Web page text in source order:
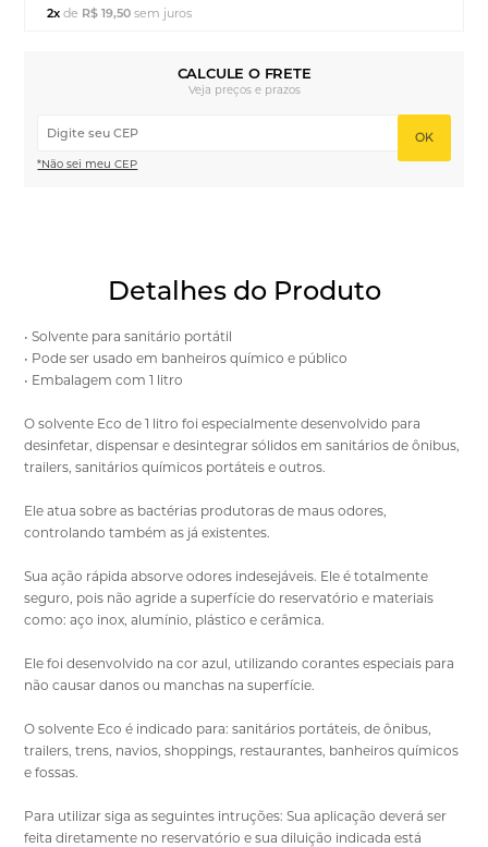
2xde R$ 19,50 sem juros
CALCULE O FRETE
Veja preços e prazos
OK
*Não sei meu CEP
Detalhes do Produto
• Solvente para sanitário portátil
• Pode ser usado em banheiros químico e público
• Embalagem com 1 litro
O solvente Eco de 1 litro foi especialmente desenvolvido para
desinfetar, dispensar e desintegrar sólidos em sanitários de ônibus,
trailers, sanitários químicos portáteis e outros.
Ele atua sobre as bactérias produtoras de maus odores,
controlando também as já existentes.
Sua ação rápida absorve odores indesejáveis. Ele é totalmente
seguro, pois não agride a superfície do reservatório e materiais
como: aço inox, alumínio, plástico e cerâmica.
Ele foi desenvolvido na cor azul, utilizando corantes especiais para
não causar danos ou manchas na superfície.
O solvente Eco é indicado para: sanitários portáteis, de ônibus,
trailers, trens, navios, shoppings, restaurantes, banheiros químicos
e fossas.
Para utilizar siga as seguintes intruções: Sua aplicação deverá ser
feita diretamente no reservatório e sua diluição indicada está